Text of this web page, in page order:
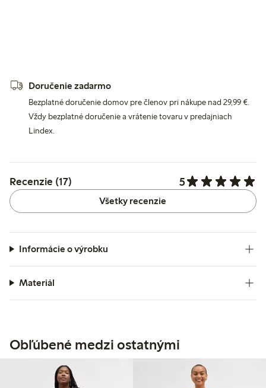
Doručenie zadarmo
Bezplatné doručenie domov pre členov pri nákupe nad 29,99 €.
Vždy bezplatné doručenie a vrátenie tovaru v predajniach
Lindex.
Recenzie (17) 5
Všetky recenzie
Informácie o výrobku
Materiál
Obľúbené medzi ostatnými